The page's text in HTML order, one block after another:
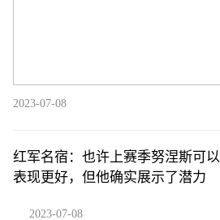
2023-07-08
红军名宿：也许上赛季努涅斯可以
表现更好，但他确实展示了潜力
2023-07-08